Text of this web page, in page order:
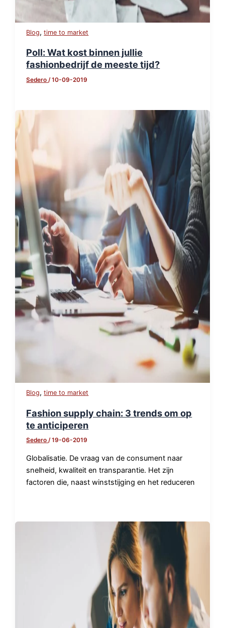
Blog,time to market
Poll: Wat kost binnen jullie
fashionbedrijf de meeste tijd?
Sedero/10-09-2019
Blog,time to market
Fashion supply chain: 3 trends om op
te anticiperen
Sedero/19-06-2019
Globalisatie. De vraag van de consument naar
snelheid, kwaliteit en transparantie. Het zijn
factoren die, naast winststijging en het reduceren